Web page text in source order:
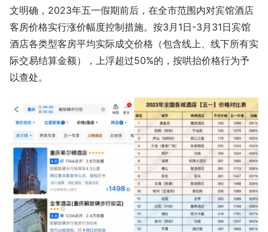
文明确，2023年五一假期前后，在全市范围内对宾馆酒店
客房价格实行涨价幅度控制措施。按3月1日-3月31日宾馆
酒店各类型客房平均实际成交价格（包含线上、线下所有实
际交易结算金额），上浮超过50%的，按哄抬价格行为予
以查处。